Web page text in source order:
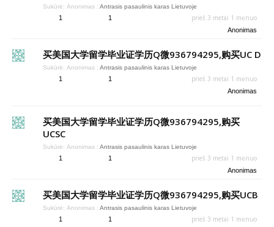
Sukūrė: Anonimas : Antrasis pasaulinis karas Lietuvoje
1 1 prieš 3 metai 1 mėnuo
Anonimas
买美国大学留学毕业证学历Q微936794295,购买UC D
Sukūrė: Anonimas : Antrasis pasaulinis karas Lietuvoje
1 1 prieš 3 metai 1 mėnuo
Anonimas
买美国大学留学毕业证学历Q微936794295,购买
UCSC
Sukūrė: Anonimas : Antrasis pasaulinis karas Lietuvoje
1 1 prieš 3 metai 1 mėnuo
Anonimas
买美国大学留学毕业证学历Q微936794295,购买UCB
Sukūrė: Anonimas : Antrasis pasaulinis karas Lietuvoje
1 1 prieš 3 metai 1 mėnuo